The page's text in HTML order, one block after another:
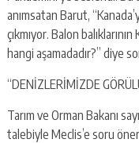
anımsatan Barut,
çıkmıyor. Balon
hangi aşamadadır?” diye
“DENİZLERİMİZDE
Tarım ve Orman Bakanı
talebiyle Meclis’e soru